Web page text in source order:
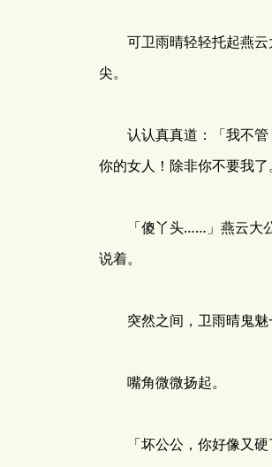
可卫雨晴轻轻托起燕云
尖。
认认真真道：「我不管
你的女人！除非你不要我
「傻丫头……」燕云大公
说着。
突然之间，卫雨晴鬼魅
嘴角微微扬起。
「坏公公，你好像又硬